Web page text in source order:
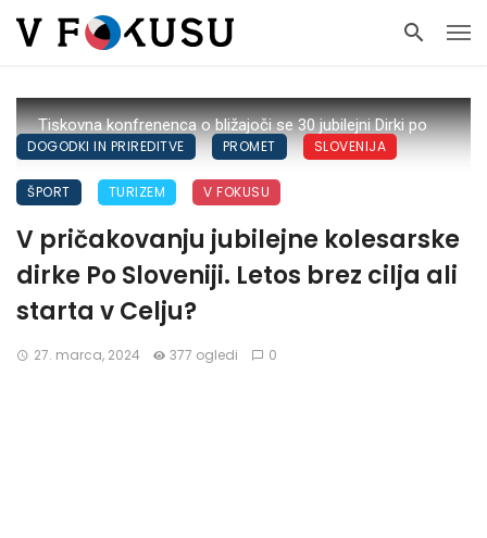
Tiskovna konfrenenca o bližajoči se 30 jubilejni Dirki po
SlovenijiFoto: Sportida
DOGODKI IN PRIREDITVE PROMET SLOVENIJA
ŠPORT TURIZEM V FOKUSU
V pričakovanju jubilejne kolesarske
dirke Po Sloveniji. Letos brez cilja ali
starta v Celju?
27. marca, 2024 377 ogledi 0